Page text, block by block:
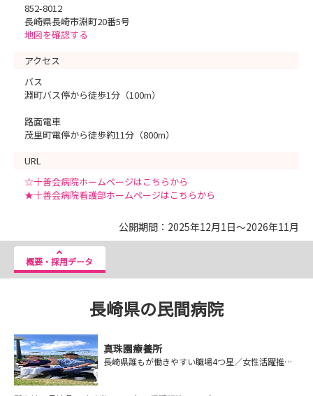
852-8012
長崎県長崎市淵町20番5号
地図を確認する
アクセス
バス
淵町バス停から徒歩1分（100m）
路面電車
茂里町電停から徒歩約11分（800m）
URL
☆十善会病院ホームページはこちらから
★十善会病院看護部ホームページはこちらから
公開期間：2025年12月1日～2026年11月
概要・採用データ
長崎県の民間病院
真珠園療養所
長崎県誰もが働きやすい職場4つ星／女性活躍推進会議で優秀賞／看護師寮（新築）／残業殆どなし／年間休日111日・初年度有給休暇10日（実質121日）